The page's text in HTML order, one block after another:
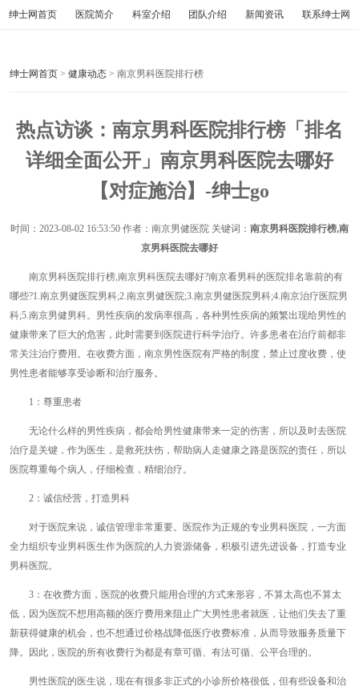
绅士网首页 医院简介 科室介绍 团队介绍 新闻资讯 联系绅士网
绅士网首页 > 健康动态 > 南京男科医院排行榜
热点访谈：南京男科医院排行榜「排名
详细全面公开」南京男科医院去哪好
【对症施治】-绅士go
时间： 2023-08-02 16:53:50 作者：南京男健医院 关键词： 南京男科医院排行榜,南
京男科医院去哪好
南京男科医院排行榜,南京男科医院去哪好?南京看男科的医院排名靠前的有
哪些?1.南京男健医院男科;2.南京男健医院;3.南京男健医院男科;4.南京治疗医院男
科;5.南京男健男科。男性疾病的发病率很高，各种男性疾病的频繁出现给男性的
健康带来了巨大的危害，此时需要到医院进行科学治疗。许多患者在治疗前都非
常关注治疗费用。在收费方面，南京男性医院有严格的制度，禁止过度收费，使
男性患者能够享受诊断和治疗服务。
1：尊重患者
无论什么样的男性疾病，都会给男性健康带来一定的伤害，所以及时去医院
治疗是关键，作为医生，是救死扶伤，帮助病人走健康之路是医院的责任，所以
医院尊重每个病人，仔细检查，精细治疗。
2：诚信经营，打造男科
对于医院来说，诚信管理非常重要。医院作为正规的专业男科医院，一方面
全力组织专业男科医生作为医院的人力资源储备，积极引进先进设备，打造专业
男科医院。
3：在收费方面，医院的收费只能用合理的方式来形容，不算太高也不算太
低，因为医院不想用高额的医疗费用来阻止广大男性患者就医，让他们失去了重
新获得健康的机会，也不想通过价格战降低医疗收费标准，从而导致服务质量下
降。因此，医院的所有收费行为都是有章可循、有法可循、公平合理的。
男性医院的医生说，现在有很多非正式的小诊所价格很低，但有些设备和治